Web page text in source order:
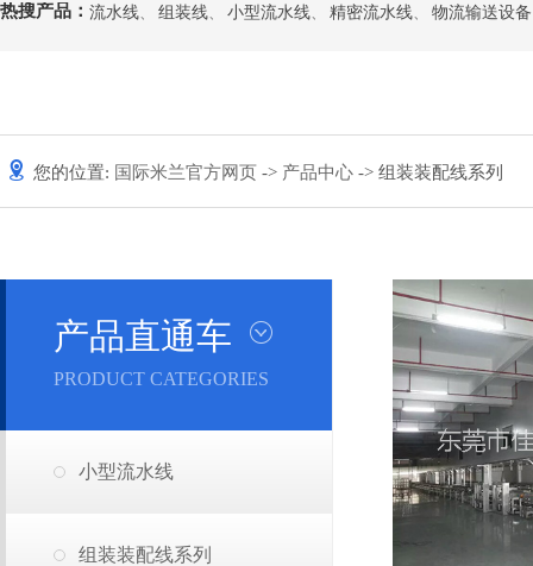
热搜产品： 流水线、 组装线、 小型流水线、 精密流水线、 物流输送设备
您的位置: 国际米兰官方网页 -> 产品中心 -> 组装装配线系列
产品直通车
PRODUCT CATEGORIES
小型流水线
组装装配线系列